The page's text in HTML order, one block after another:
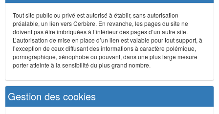
Tout site public ou privé est autorisé à établir, sans autorisation
préalable, un lien vers Cerbère. En revanche, les pages du site ne
doivent pas être imbriquées à l’intérieur des pages d’un autre site.
L’autorisation de mise en place d’un lien est valable pour tout support, à
l’exception de ceux diffusant des informations à caractère polémique,
pornographique, xénophobe ou pouvant, dans une plus large mesure
porter atteinte à la sensibilité du plus grand nombre.
Gestion des cookies